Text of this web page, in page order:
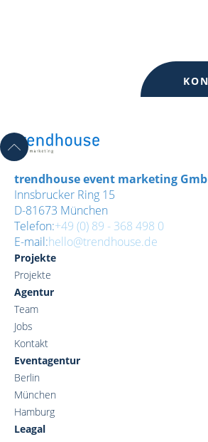
trendhouse event marketing
Innsbrucker Ring 15
D-81673 München
Telefon:+49 (0) 89 - 368 498 0
E-mail:hello@trendhouse.de
Projekte
Projekte
Agentur
Team
Jobs
Kontakt
Eventagentur
Berlin
München
Hamburg
Leagal